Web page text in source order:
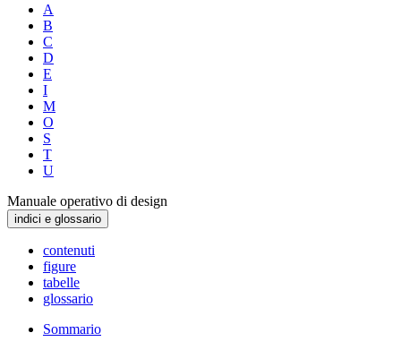
A
B
C
D
E
I
M
O
S
T
U
Manuale operativo di design
indici e glossario
contenuti
figure
tabelle
glossario
Sommario